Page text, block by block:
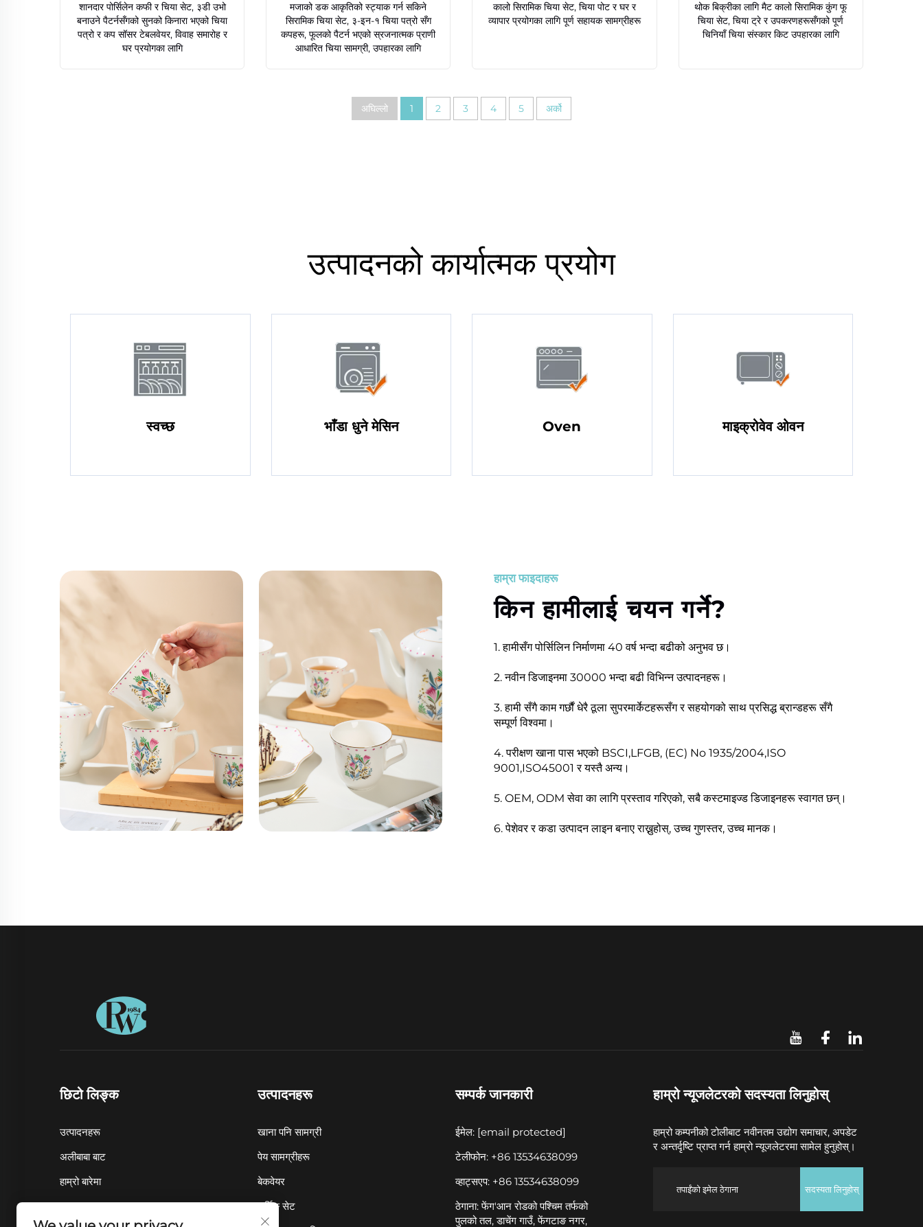
शानदार पोर्सिलेन कफी र चिया सेट, ३डी उभो
बनाउने पैटर्नसँगको सुनको किनारा भएको चिया
पत्रो र कप सॉसर टेबलवेयर, विवाह समारोह र
घर प्रयोगका लागि
मजाको डक आकृतिको स्ट्याक गर्न सकिने
सिरामिक चिया सेट, ३-इन-१ चिया पत्रो सँग
कपहरू, फूलको पैटर्न भएको स्रजनात्मक प्राणी
आधारित चिया सामग्री, उपहारका लागि
कालो सिरामिक चिया सेट, चिया पोट र घर र
व्यापार प्रयोगका लागि पूर्ण सहायक सामग्रीहरू
थोक बिक्रीका लागि मैट कालो सिरामिक कुंग फू
चिया सेट, चिया ट्रे र उपकरणहरूसँगको पूर्ण
चिनियाँ चिया संस्कार किट उपहारका लागि
अघिल्लो 1 2 3 4 5 अर्को
उत्पादनको कार्यात्मक प्रयोग
स्वच्छ भाँडा धुने मेसिन Oven माइक्रोवेव ओवन
हाम्रा फाइदाहरू
किन हामीलाई चयन गर्ने?
1. हामीसँग पोर्सिलिन निर्माणमा 40 वर्ष भन्दा बढीको अनुभव छ।
2. नवीन डिजाइनमा 30000 भन्दा बढी विभिन्न उत्पादनहरू।
3. हामी सँगै काम गर्छौं धेरै ठूला सुपरमार्केटहरूसँग र सहयोगको साथ प्रसिद्ध ब्रान्डहरू सँगै
सम्पूर्ण विश्वमा।
4. परीक्षण खाना पास भएको BSCI,LFGB, (EC) No 1935/2004,ISO
9001,ISO45001 र यस्तै अन्य।
5. OEM, ODM सेवा का लागि प्रस्ताव गरिएको, सबै कस्टमाइज्ड डिजाइनहरू स्वागत छन्।
6. पेशेवर र कडा उत्पादन लाइन बनाए राख्नुहोस्, उच्च गुणस्तर, उच्च मानक।
छिटो लिङ्क
उत्पादनहरू
अलीबाबा बाट
हाम्रो बारेमा
समाचार
उत्पादनहरू
खाना पनि सामग्री
पेय सामग्रीहरू
बेकवेयर
सर्भिङ सेट
सम्पर्क जानकारी
ईमेल: [email protected]
टेलीफोन: +86 13534638099
व्हाट्सएप: +86 13534638099
ठेगाना: फेंग'आन रोडको पश्चिम तर्फको
पुलको तल, डाचेंग गाउँ, फेंगटाङ नगर,
हाम्रो न्यूजलेटरको सदस्यता लिनुहोस्
हाम्रो कम्पनीको टोलीबाट नवीनतम उद्योग समाचार, अपडेट
र अन्तर्दृष्टि प्राप्त गर्न हाम्रो न्यूजलेटरमा सामेल हुनुहोस्।
सदस्यता लिनुहोस्